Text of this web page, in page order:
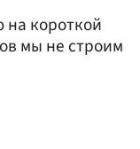
короткой
мы не строим